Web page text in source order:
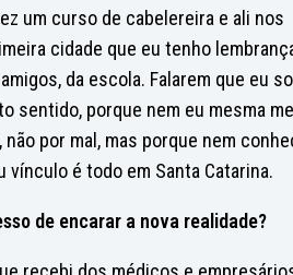
um curso de cabelereira e ali nos
cidade que eu tenho
da escola. Falarem que eu
sentido, porque nem eu mesma me
por mal, mas porque nem
vínculo é todo em Santa Catarina.
de encarar a nova realidade?